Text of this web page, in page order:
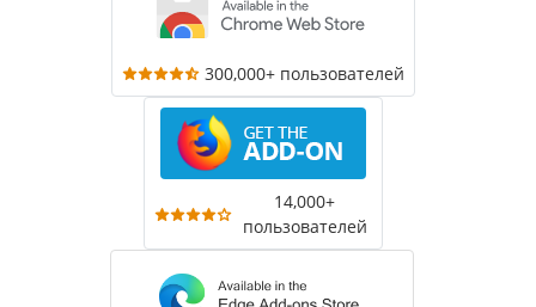
300,000+ пользователей
14,000+
пользователей